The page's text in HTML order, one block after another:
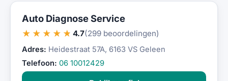
Auto Diagnose Service
★★★★★ 4.7(299 beoordelingen)
Adres: Heidestraat 57A, 6163 VS Geleen
Telefoon: 06 10012429